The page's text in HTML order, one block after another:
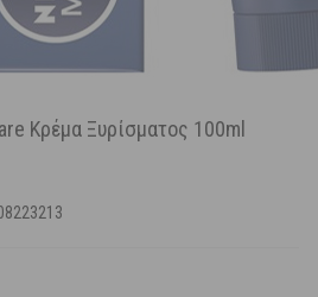
Κρέμα Ξυρίσματος 100ml